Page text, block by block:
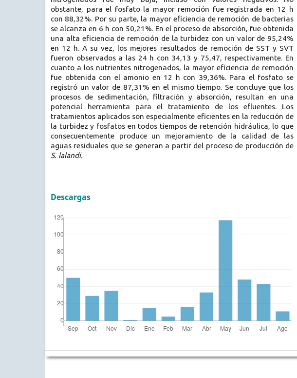
obstante, para el fosfato la mayor remoción fue registrada en 12 h
con 88,32%. Por su parte, la mayor eficiencia de remoción de bacterias
se alcanza en 6 h con 50,21%. En el proceso de absorción, fue obtenida
una alta eficiencia de remoción de la turbidez con un valor de 95,24%
en 12 h. A su vez, los mejores resultados de remoción de SST y SVT
fueron observados a las 24 h con 34,13 y 75,47, respectivamente. En
cuanto a los nutrientes nitrogenados, la mayor eficiencia de remoción
fue obtenida con el amonio en 12 h con 39,36%. Para el fosfato se
registró un valor de 87,31% en el mismo tiempo. Se concluye que los
procesos de sedimentación, filtración y absorción, resultan en una
potencial herramienta para el tratamiento de los efluentes. Los
tratamientos aplicados son especialmente eficientes en la reducción de
la turbidez y fosfatos en todos tiempos de retención hidráulica, lo que
consecuentemente produce un mejoramiento de la calidad de las
aguas residuales que se generan a partir del proceso de producción de
S. lalandi.
Descargas